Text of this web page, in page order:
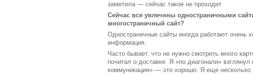
заметила — сейчас такое не проходит.
Сейчас все увлечены одностраничными
многостраничный сайт?
Одностраничные сайты иногда работают очень
информация.
Часто бывает, что не нужно смотреть много
почитал о доставке. Я «по диагонали»
коммуникация» — это хорошо. Я еще несколько